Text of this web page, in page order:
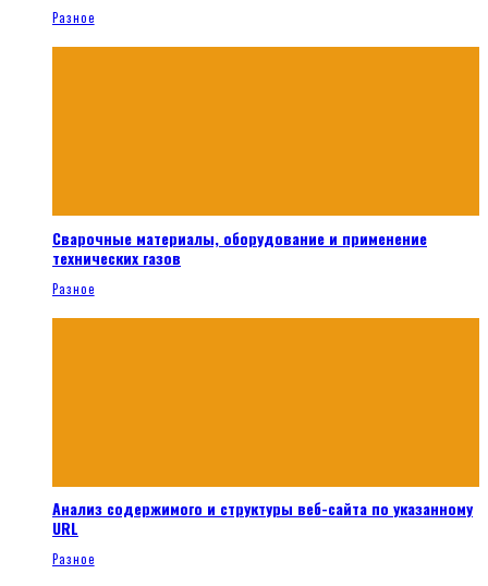
Разное
Сварочные материалы, оборудование и применение
технических газов
Разное
Анализ содержимого и структуры веб-сайта по указанному
URL
Разное